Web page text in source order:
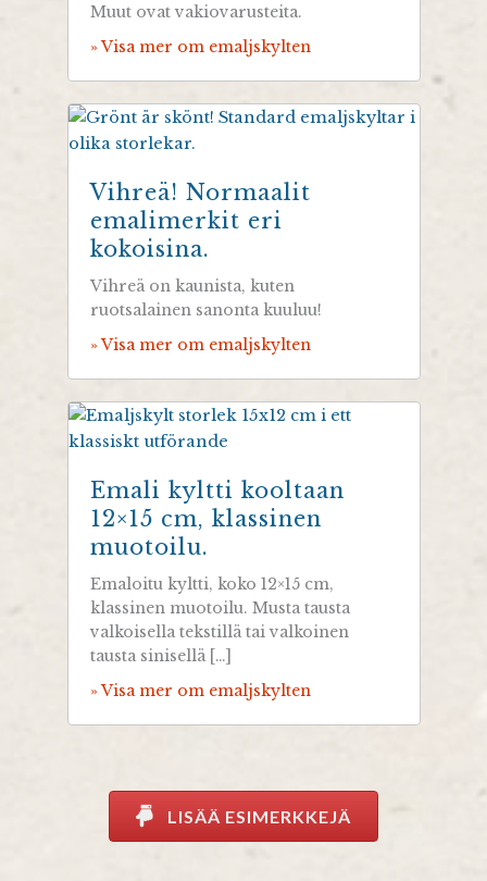
Muut ovat vakiovarusteita.
» Visa mer om emaljskylten
Vihreä! Normaalit
emalimerkit eri
kokoisina.
Vihreä on kaunista, kuten
ruotsalainen sanonta kuuluu!
» Visa mer om emaljskylten
Emali kyltti kooltaan
12×15 cm, klassinen
muotoilu.
Emaloitu kyltti, koko 12×15 cm,
klassinen muotoilu. Musta tausta
valkoisella tekstillä tai valkoinen
tausta sinisellä […]
» Visa mer om emaljskylten
LISÄÄ ESIMERKKEJÄ